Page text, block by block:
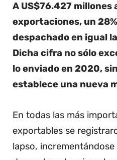
A US$76.427 millones
exportaciones, un
despachado en igual
Dicha cifra no sólo
lo enviado en 2020,
establece una nueva
En todas las más
exportables se
lapso, incrementándose